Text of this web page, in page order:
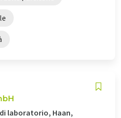
laboratorio, Haan,